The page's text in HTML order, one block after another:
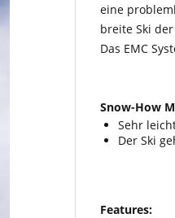
eine
breite Ski
Das EMC
Snow-How
Sehr
Der Ski
Features: